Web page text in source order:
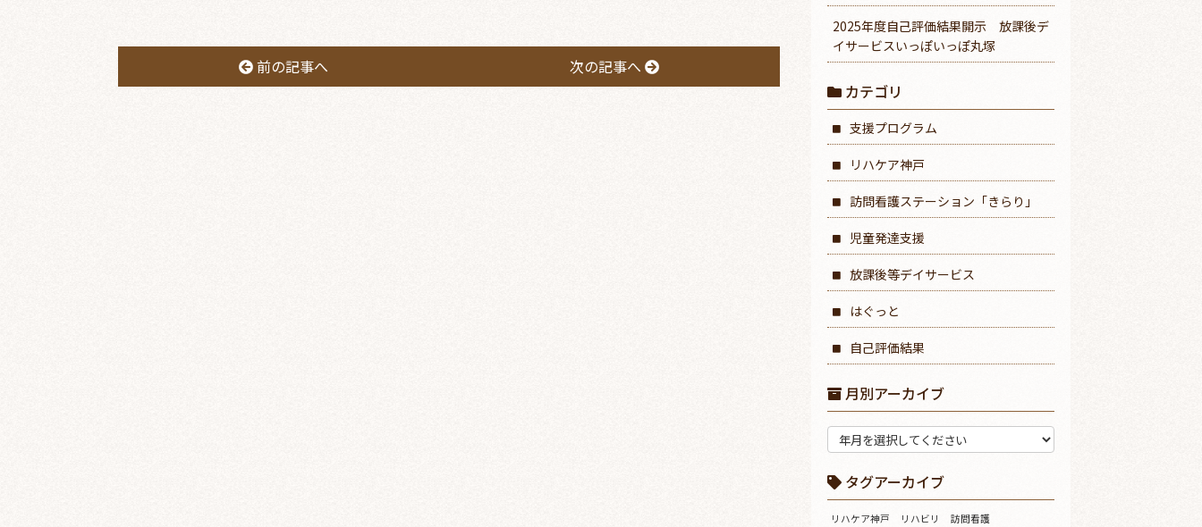
前の記事へ 次の記事へ
2025年度自己評価結果開示 放課後デ
イサービスいっぽいっぽ丸塚
カテゴリ
支援プログラム
リハケア神戸
訪問看護ステーション「きらり」
児童発達支援
放課後等デイサービス
はぐっと
自己評価結果
月別アーカイブ
タグアーカイブ
リハケア神戸 リハビリ 訪問看護